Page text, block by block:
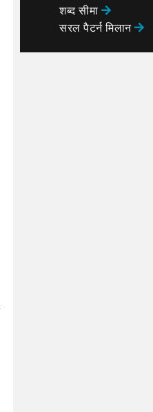
शब्द सीमा
सरल पैटर्न मिलान